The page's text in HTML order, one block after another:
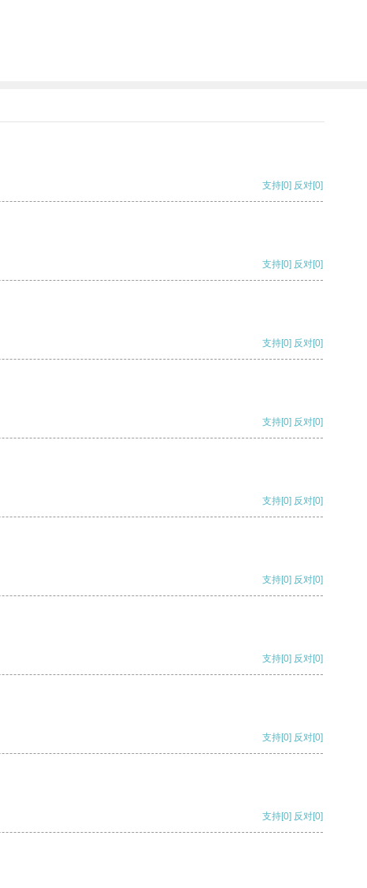
支持[0] 反对[0]
支持[0] 反对[0]
支持[0] 反对[0]
支持[0] 反对[0]
支持[0] 反对[0]
支持[0] 反对[0]
支持[0] 反对[0]
支持[0] 反对[0]
支持[0] 反对[0]